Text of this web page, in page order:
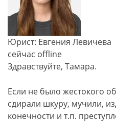
Юрист: Евгения Левичева
сейчас offline
Здравствуйте, Тамара.
Если не было жестокого
сдирали шкуру, мучили,
конечности и т.п.